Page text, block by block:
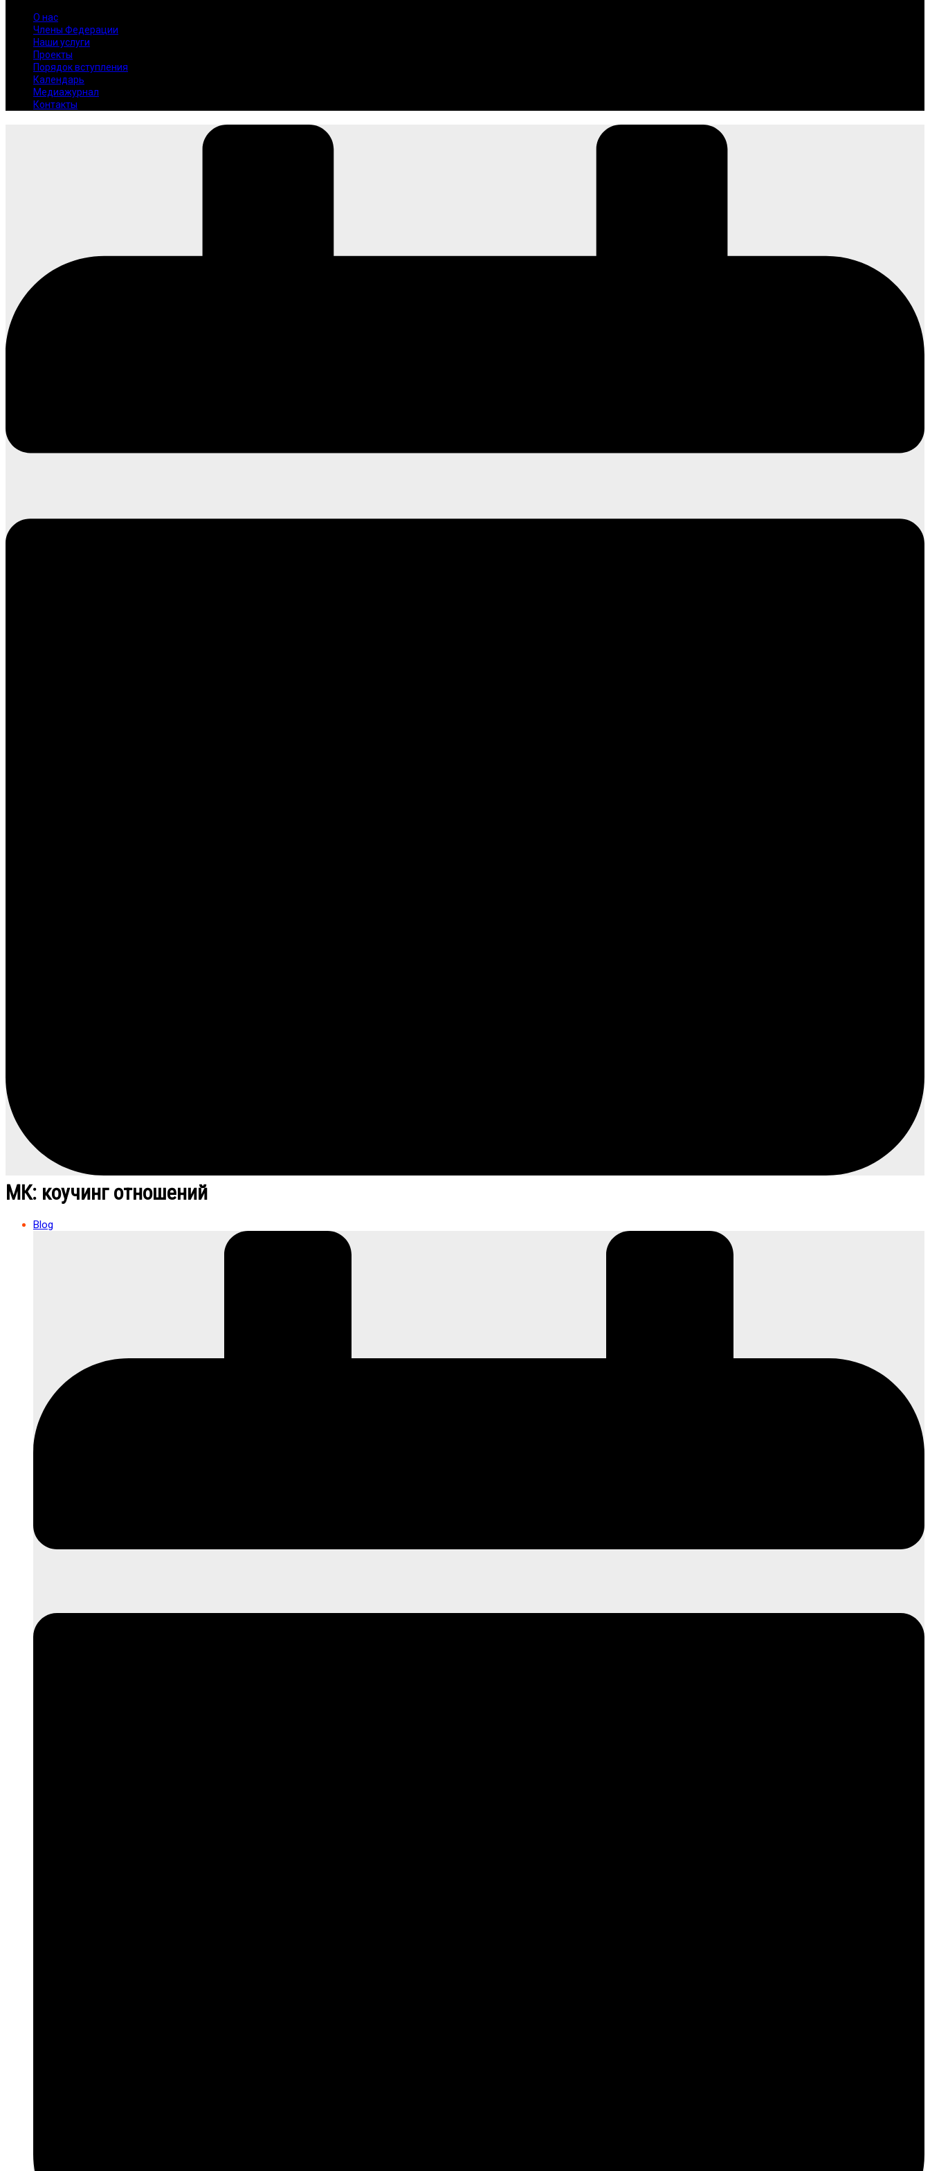
О нас
Члены Федерации
Наши услуги
Проекты
Порядок вступления
Календарь
Медиажурнал
Контакты
МК: коучинг отношений
Blog